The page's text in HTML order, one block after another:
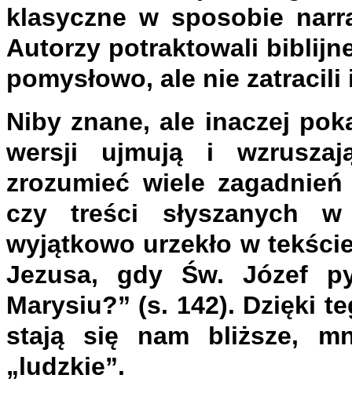
klasyczne w sposobie
Autorzy potraktowali
pomysłowo, ale nie
Niby znane, ale inaczej
wersji ujmują i
zrozumieć wiele
czy treści słyszanych
wyjątkowo urzekło w
Jezusa, gdy Św. Józef
Marysiu?” (s. 142). Dzięki
stają się nam bliższe,
„ludzkie”.